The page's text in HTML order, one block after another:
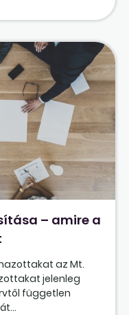
– amire a
az Mt.
jelenleg
független